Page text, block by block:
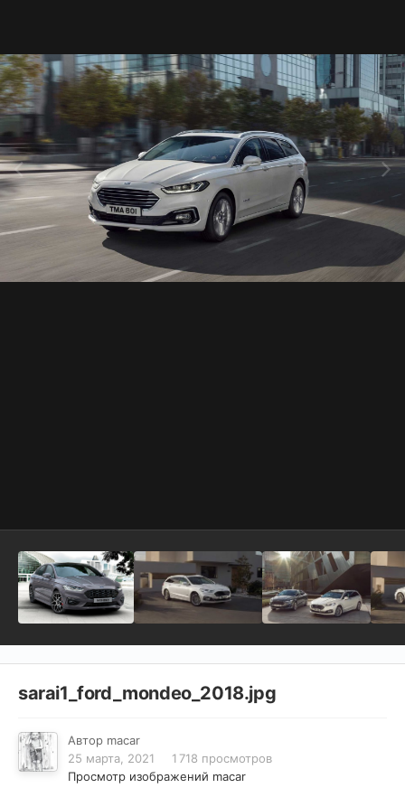
sarai1_ford_mondeo_2018.jpg
Автор macar
25 марта, 2021
1 718 просмотров
Просмотр изображений macar